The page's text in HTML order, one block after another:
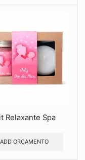
Relaxante Spa
ADD ORÇAMENTO